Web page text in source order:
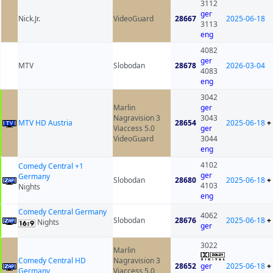
Nick.Jr. VideoGuard 28667
3112
ger
3113
eng
2025-06-18
MTV Slobodan 28678
4082
ger
4083
eng
2026-03-04
MTV HD Austria
Marlin
Nagravision 3
Viaccess 5.0
VideoGuard
28654
3042
ger
3043
ger
3044
eng
2025-06-18+
Comedy Central +1
Germany
Nights
Slobodan 28680
4102
ger
4103
eng
2025-06-18+
Comedy Central Germany
Nights
Slobodan 28676 4062
ger
2025-06-18+
Comedy Central HD
Marlin
Nagravision 3
28652
3022
ger
2025-06-18+